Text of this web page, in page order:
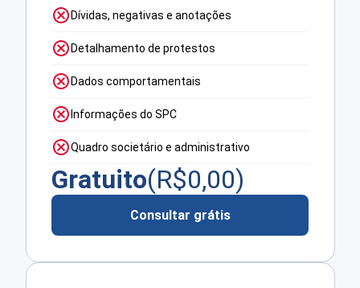
Dívidas, negativas e anotações
Detalhamento de protestos
Dados comportamentais
Informações do SPC
Quadro societário e administrativo
Gratuito(R$0,00)
Consultar grátis